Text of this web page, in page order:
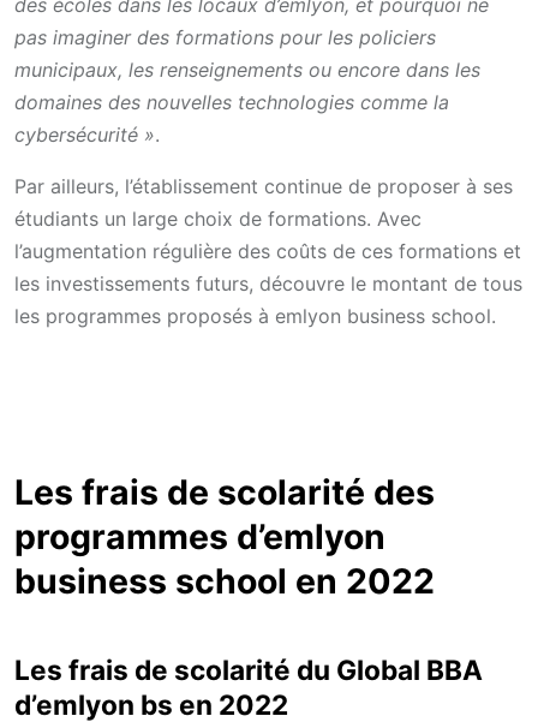
des écoles dans les locaux d’emlyon, et pourquoi ne
pas imaginer des formations pour les policiers
municipaux, les renseignements ou encore dans les
domaines des nouvelles technologies comme la
cybersécurité ».
Par ailleurs, l’établissement continue de proposer à ses
étudiants un large choix de formations. Avec
l’augmentation régulière des coûts de ces formations et
les investissements futurs, découvre le montant de tous
les programmes proposés à emlyon business school.
Les frais de scolarité des
programmes d’emlyon
business school en 2022
Les frais de scolarité du Global BBA
d’emlyon bs en 2022